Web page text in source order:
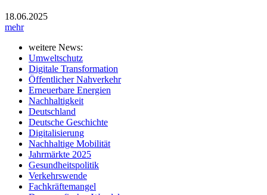
18.06.2025
mehr
weitere News:
Umweltschutz
Digitale Transformation
Öffentlicher Nahverkehr
Erneuerbare Energien
Nachhaltigkeit
Deutschland
Deutsche Geschichte
Digitalisierung
Nachhaltige Mobilität
Jahrmärkte 2025
Gesundheitspolitik
Verkehrswende
Fachkräftemangel